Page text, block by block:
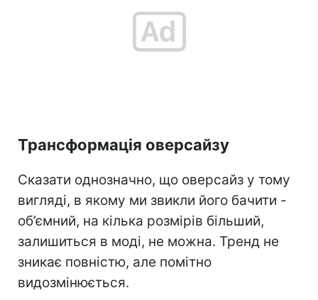
Трансформація оверсайзу
Сказати однозначно, що оверсайз у тому
вигляді, в якому ми звикли його бачити -
об’ємний, на кілька розмірів більший,
залишиться в моді, не можна. Тренд не
зникає повністю, але помітно
видозмінюється.